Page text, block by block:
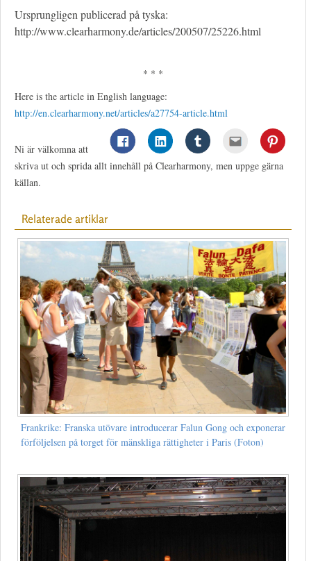
Ursprungligen publicerad på tyska:
http://www.clearharmony.de/articles/200507/25226.html
* * *
Here is the article in English language:
http://en.clearharmony.net/articles/a27754-article.html
Ni är välkomna att
skriva ut och sprida allt innehåll på Clearharmony, men uppge gärna
källan.
Relaterade artiklar
Frankrike: Franska utövare introducerar Falun Gong och exponerar
förföljelsen på torget för mänskliga rättigheter i Paris (Foton)